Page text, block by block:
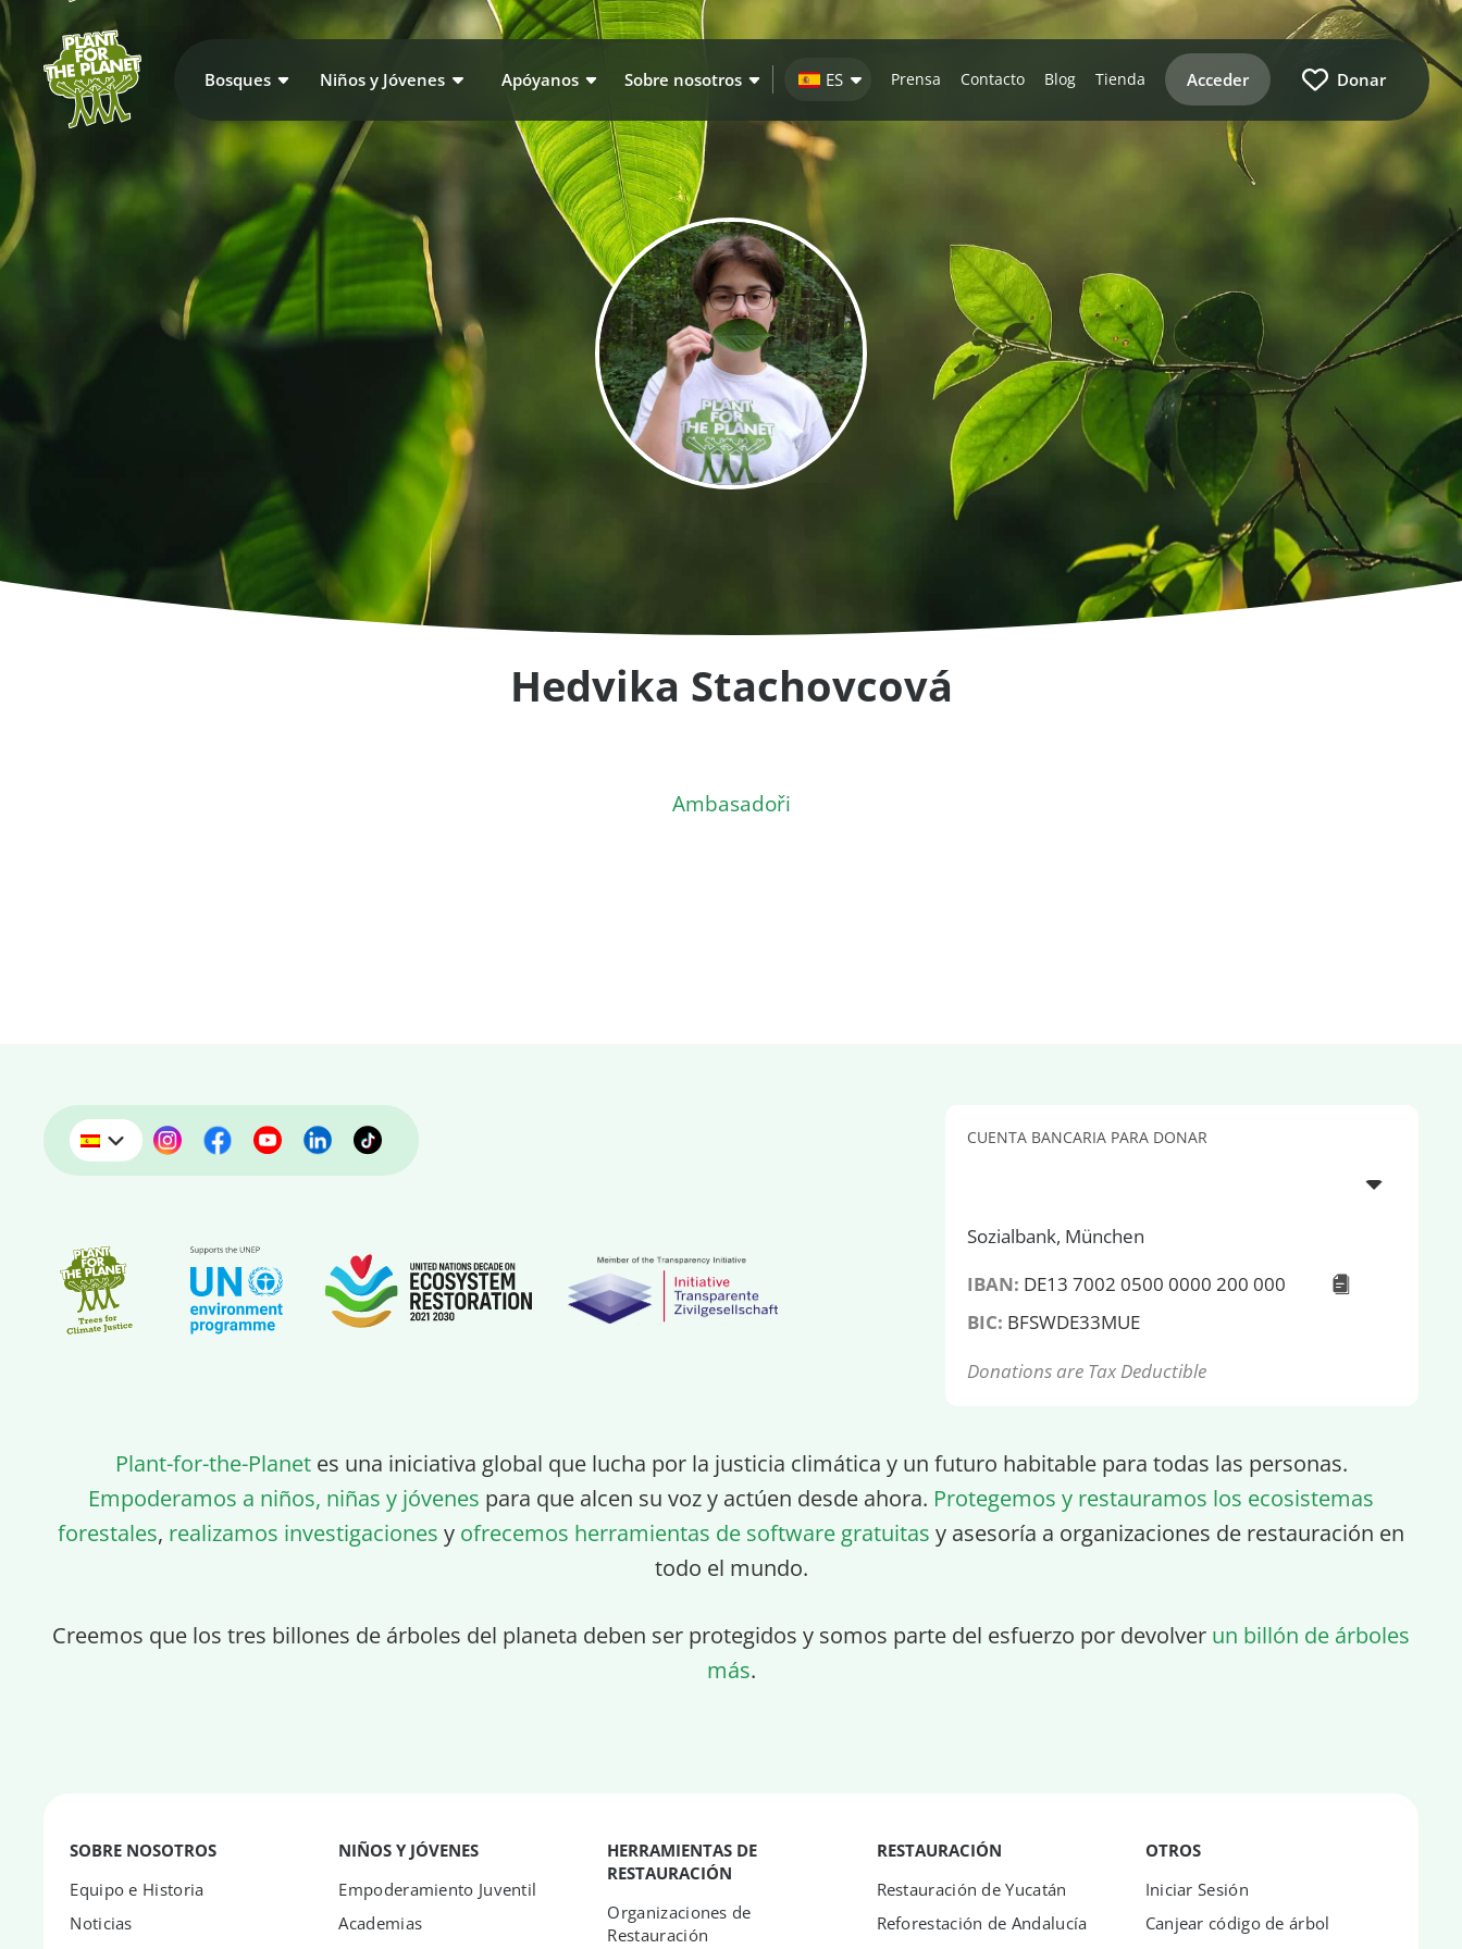
Bosques Niños y Jóvenes Apóyanos Sobre nosotros ES Prensa Contacto Blog Tienda Acceder Donar
Hedvika Stachovcová
Ambasadoři
CUENTA BANCARIA PARA DONAR
Sozialbank, München
IBAN: DE13 7002 0500 0000 200 000
BIC: BFSWDE33MUE
Donations are Tax Deductible
Plant-for-the-Planetes una iniciativa global que lucha por la justicia climática y un futuro habitable para todas las personas.
Empoderamos a niños, niñas y jóvenes para que alcen su voz y actúen desde ahora. Protegemos y restauramos los ecosistemas
forestales, realizamos investigaciones y ofrecemos herramientas de software gratuitas y asesoría a organizaciones de restauración en
todo el mundo.
Creemos que los tres billones de árboles del planeta deben ser protegidos y somos parte del esfuerzo por devolver un billón de árboles
más.
SOBRE NOSOTROS
Equipo e Historia
Noticias
NIÑOS Y JÓVENES
Empoderamiento Juventil
Academias
HERRAMIENTAS DE
RESTAURACIÓN
Organizaciones de
Restauración
RESTAURACIÓN
Restauración de Yucatán
Reforestación de Andalucía
OTROS
Iniciar Sesión
Canjear código de árbol